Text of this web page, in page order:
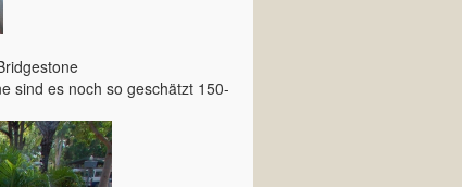
sind es noch so geschätzt 150-